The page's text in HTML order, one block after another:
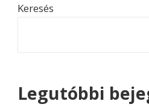
Keresés
Legutóbbi